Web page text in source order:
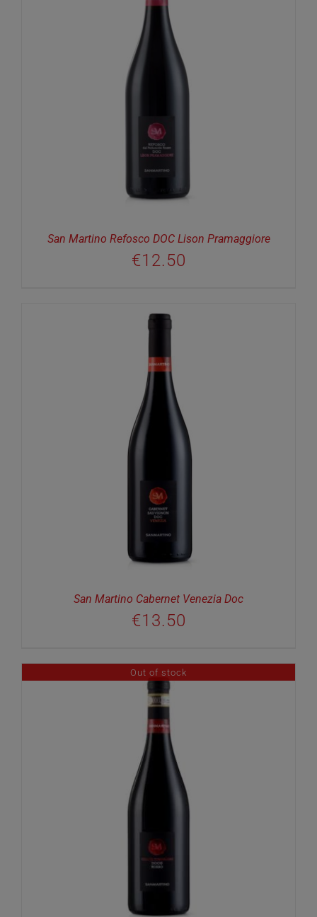
San Martino Refosco DOC Lison Pramaggiore
€12.50
San Martino Cabernet Venezia Doc
€13.50
Out of stock